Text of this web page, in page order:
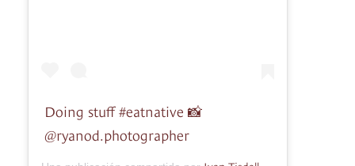
Doing stuff #eatnative 📸
@ryanod.photographer